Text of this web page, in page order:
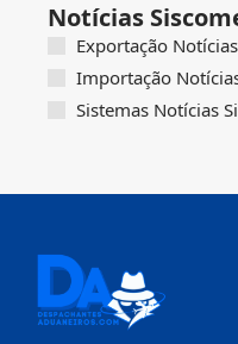
Notícias
Exportação
Importação
Sistemas Notícias